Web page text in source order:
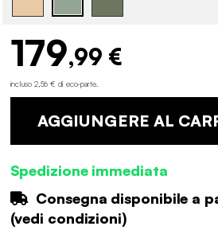
179,99 €
incluso 2,56 € di eco-parte.
AGGIUNGERE AL
Spedizione immediata
Consegna disponibile a
(vedi condizioni)